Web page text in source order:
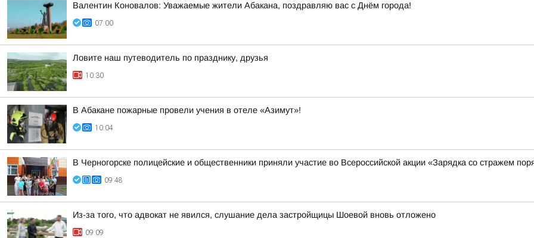
Валентин Коновалов: Уважаемые жители Абакана, поздравляю вас с Днём города!
07:00
Ловите наш путеводитель по празднику, друзья
10:30
В Абакане пожарные провели учения в отеле «Азимут»!
10:04
В Черногорске полицейские и общественники приняли участие во Всероссийской акции «Зарядка со стражем
09:48
Из-за того, что адвокат не явился, слушание дела застройщицы Шоевой вновь отложено
09:09